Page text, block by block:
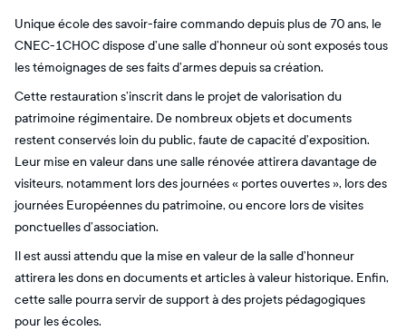
Unique école des savoir-faire commando depuis plus de 70 ans, le
CNEC-1CHOC dispose d’une salle d’honneur où sont exposés tous
les témoignages de ses faits d’armes depuis sa création.
Cette restauration s’inscrit dans le projet de valorisation du
patrimoine régimentaire. De nombreux objets et documents
restent conservés loin du public, faute de capacité d’exposition.
Leur mise en valeur dans une salle rénovée attirera davantage de
visiteurs, notamment lors des journées « portes ouvertes », lors des
journées Européennes du patrimoine, ou encore lors de visites
ponctuelles d’association.
Il est aussi attendu que la mise en valeur de la salle d’honneur
attirera les dons en documents et articles à valeur historique. Enfin,
cette salle pourra servir de support à des projets pédagogiques
pour les écoles.